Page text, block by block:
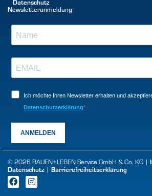
Datenschutz
Newsletteranmeldung
Ich möchte Ihren Newsletter erhalten und
Datenschutzerklärung
ANMELDEN
© 2026 BAUEN+LEBEN Service GmbH & Co. KG |
Datenschutz | Barrierefreiheitserklärung